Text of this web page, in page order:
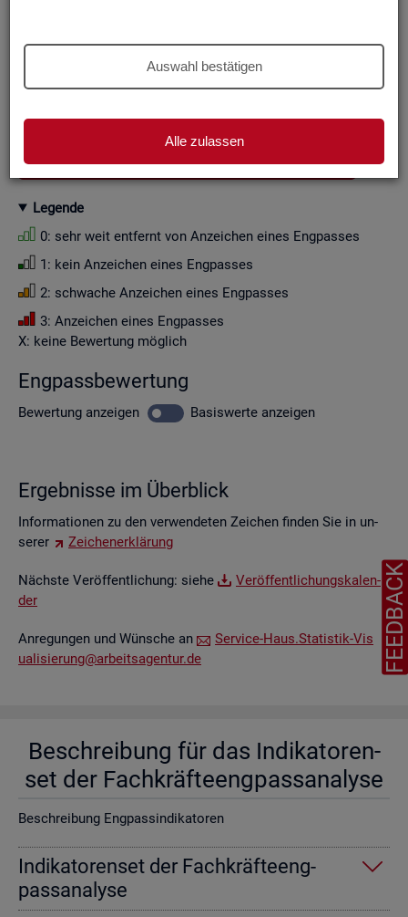
Auswahl bestätigen
Alle zulassen
Zah­len­wer­te i. d. R. auf Viel­fa­che von Zehn ge­run­det (siehe
die Fil­ter­mög­lich­kei­ten und die an­ge­zeig­ten Daten.
GESAMTDOWNLOAD ENGPASSANALYSE ALS CSV
Le­gen­de
0: sehr weit ent­fernt von An­zei­chen eines Eng­pas­ses
1: kein An­zei­chen eines Eng­pas­ses
2: schwa­che An­zei­chen eines Eng­pas­ses
3: An­zei­chen eines Eng­pas­ses
X: keine Be­wer­tung mög­lich
Eng­pass­be­wer­tung
Be­wer­tung an­zei­gen Ba­sis­wer­te an­zei­gen
Er­geb­nis­se im Über­blick
In­for­ma­tio­nen zu den ver­wen­de­ten Zei­chen fin­den Sie in un­
se­rer
Zei­chen­er­klä­rung
Nächs­te Ver­öf­fent­li­chung: siehe
Ver­öf­fent­li­chungs­ka­len­
der
An­re­gun­gen und Wün­sche an
Ser­vice-Haus.​Statistik-​Vis​
uali​sier​ung@​arb​eits​agen​tur.​de
Be­schrei­bung für das In­di­ka­to­ren­
set der Fach­kräf­te­eng­pass­ana­ly­se
Be­schrei­bung Eng­pas­sin­di­ka­to­ren
In­di­ka­to­ren­set der Fach­kräf­te­eng­
pass­ana­ly­se
FEEDBACK